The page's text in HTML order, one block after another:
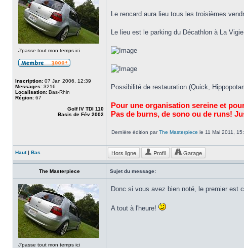
J'passe tout mon temps ici
Inscription: 07 Jan 2006, 12:39
Messages: 3216
Localisation: Bas-Rhin
Région: 67
Golf IV TDI 110
Basis de Fév 2002
Le rencard aura lieu tous les troisièmes
Le lieu est le parking du Décathlon à La
Possibilité de restauration (Quick,
Pour une organisation sereine et
Pas de burns, de sono ou de runs!
Dernière édition parThe Masterpiece le 11 Mai 2011,
Haut| Bas Hors ligne Profil Garage
The Masterpiece Sujet du message:
J'passe tout mon temps ici
Donc si vous avez bien noté, le premier est
A tout à l'heure!